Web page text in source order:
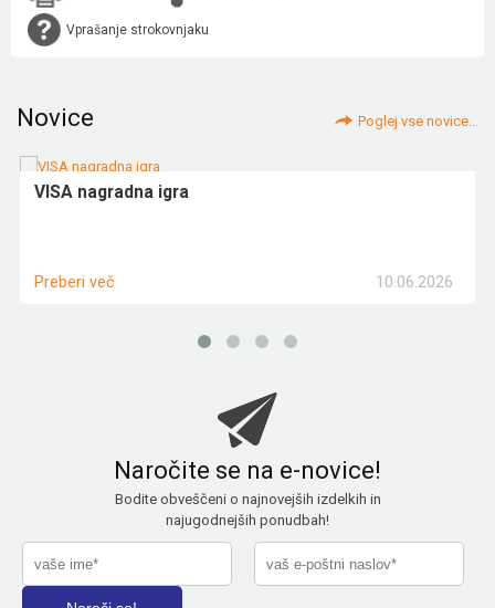
Vprašanje strokovnjaku
Novice Poglej vse novice...
VISA nagradna igra
10.06.2026
Preberi več
Naročite se na e-novice!
Bodite obveščeni o najnovejših izdelkih in
najugodnejših ponudbah!